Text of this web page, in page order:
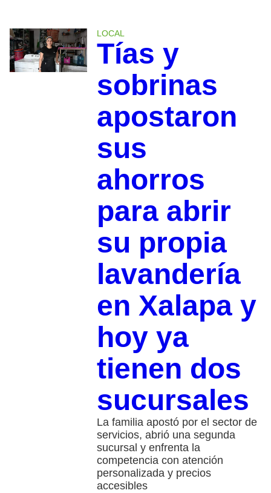
LOCAL
Tías y
sobrinas
apostaron
sus
ahorros
para abrir
su propia
lavandería
en Xalapa y
hoy ya
tienen dos
sucursales
La familia apostó por el sector de
servicios, abrió una segunda
sucursal y enfrenta la
competencia con atención
personalizada y precios
accesibles